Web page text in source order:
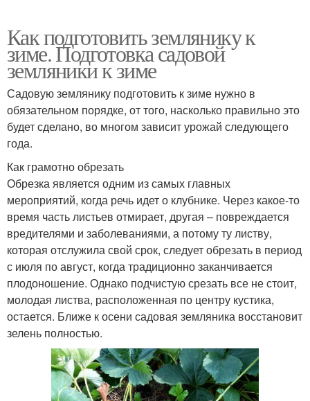
Как подготовить землянику к
зиме. Подготовка садовой
земляники к зиме
Садовую землянику подготовить к зиме нужно в
обязательном порядке, от того, насколько правильно это
будет сделано, во многом зависит урожай следующего
года.
Как грамотно обрезать
Обрезка является одним из самых главных
мероприятий, когда речь идет о клубнике. Через какое-то
время часть листьев отмирает, другая – повреждается
вредителями и заболеваниями, а потому ту листву,
которая отслужила свой срок, следует обрезать в период
с июля по август, когда традиционно заканчивается
плодоношение. Однако подчистую срезать все не стоит,
молодая листва, расположенная по центру кустика,
остается. Ближе к осени садовая земляника восстановит
зелень полностью.